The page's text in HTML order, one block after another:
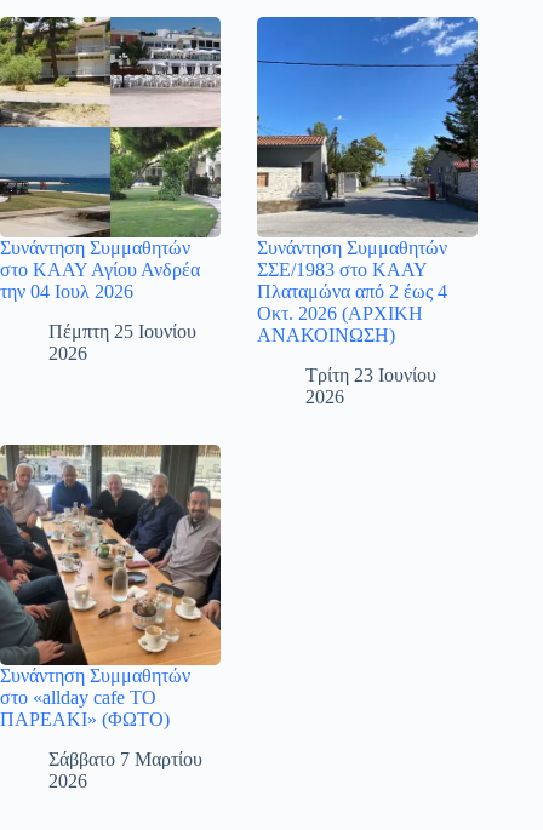
Συνάντηση Συμμαθητών
στο ΚΑΑΥ Αγίου Ανδρέα
την 04 Ιουλ 2026
Πέμπτη 25 Ιουνίου
2026
Συνάντηση Συμμαθητών
ΣΣΕ/1983 στο ΚΑΑΥ
Πλαταμώνα από 2 έως 4
Οκτ. 2026 (ΑΡΧΙΚΗ
ΑΝΑΚΟΙΝΩΣΗ)
Τρίτη 23 Ιουνίου
2026
Συνάντηση Συμμαθητών
στο «allday cafe ΤΟ
ΠΑΡΕΑΚΙ» (ΦΩΤΟ)
Σάββατο 7 Μαρτίου
2026